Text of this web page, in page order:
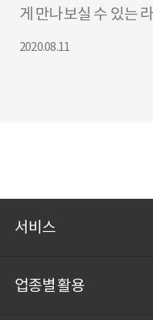
게 만나보실 수 있는
사용성이 대폭 강화된
2020.08.11
서비스
업종별 활용